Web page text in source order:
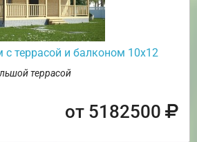
террасой и балконом 10х12
террасой
от 5182500